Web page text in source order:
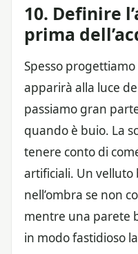
10. Definire
prima
Spesso
apparirà alla luce
passiamo gran
quando è buio. La
tenere conto di
artificiali. Un
nell’ombra se non
mentre una parete
in modo fastidioso